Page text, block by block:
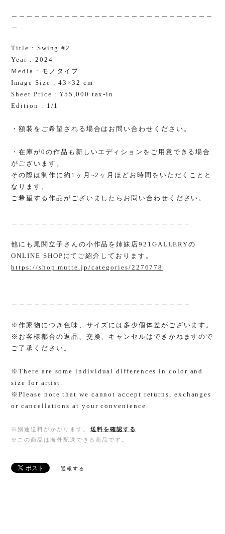
Title : Swing #2
Year : 2024
Media : モノタイプ
Image Size : 43×32 cm
Sheet Price : ¥55,000 tax-in
Edition : 1/1
・額装をご希望される場合はお問い合わせください。
・在庫が0の作品も新しいエディションをご用意できる場合
がございます。
その際は制作に約1ヶ月~2ヶ月ほどお時間をいただくことと
なります。
ご希望する作品がございましたらお問い合わせください。
他にも尾関立子さんの小作品を姉妹店921GALLERYの
ONLINE SHOPにてご紹介しております。
https://shop.mutte.jp/categories/2276778
※作家物につき色味、サイズには多少個体差がございます。
※お客様都合の返品、交換、キャンセルはできかねますので
ご了承ください。
※There are some individual differences in color and
size for artist.
※Please note that we cannot accept returns, exchanges
or cancellations at your convenience.
※別途送料がかかります。
送料を確認する
※この商品は海外配送できる商品です。
通報する